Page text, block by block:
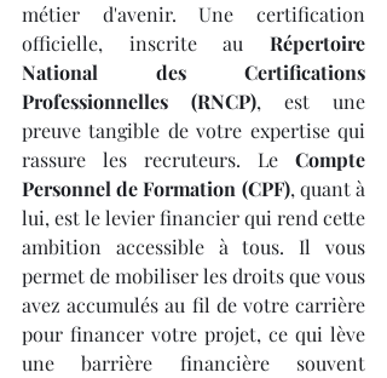
métier d'avenir. Une certification
officielle, inscrite au Répertoire
National des Certifications
Professionnelles (RNCP), est une
preuve tangible de votre expertise qui
rassure les recruteurs. Le Compte
Personnel de Formation (CPF), quant à
lui, est le levier financier qui rend cette
ambition accessible à tous. Il vous
permet de mobiliser les droits que vous
avez accumulés au fil de votre carrière
pour financer votre projet, ce qui lève
une barrière financière souvent